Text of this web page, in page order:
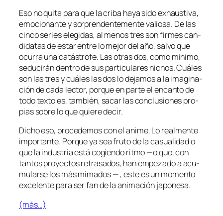
Eso no qui­ta pa­ra que la cri­ba ha­ya si­do exhaus­ti­va,
emo­cio­nan­te y sor­pren­den­te­men­te va­lio­sa. De las
cin­co se­ries ele­gi­das, al me­nos tres son fir­mes can­
di­da­tas de es­tar en­tre lo me­jor del año, sal­vo que
ocu­rra una ca­tás­tro­fe. Las otras dos, co­mo mí­ni­mo,
se­du­ci­rán den­tro de sus par­ti­cu­la­res ni­chos. Cuáles
son las tres y cuá­les las dos lo de­ja­mos a la ima­gi­na­
ción de ca­da lec­tor, por­que en par­te el en­can­to de
to­do tex­to es, tam­bién, sa­car las con­clu­sio­nes pro­
pias so­bre lo que quie­re decir.
Dicho eso, pro­ce­de­mos con el ani­me. Lo real­men­te
im­por­tan­te. Porque ya sea fru­to de la ca­sua­li­dad o
que la in­dus­tria es­tá co­gien­do rit­mo —o que, con
tan­tos pro­yec­tos re­tra­sa­dos, han em­pe­za­do a acu­
mu­lar­se los más mi­ma­dos — , es­te es un mo­men­to
ex­ce­len­te pa­ra ser fan de la ani­ma­ción japonesa.
(más…)